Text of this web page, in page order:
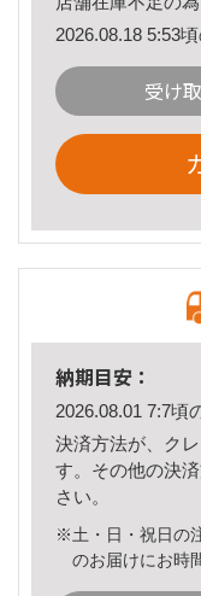
2026.08.18 5:53
受け
納期目安：
2026.08.01 7:7頃
決済方法が、ク
す。その他の決
さい。
※土・日・祝日の
のお届けにお時